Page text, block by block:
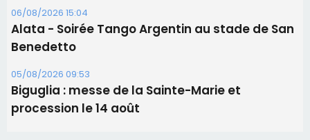
Les plus lus
Satine Nomary est la nouvelle Miss Corse 2026
Éclipse du 12 août : Où s'installer en Corse pour
profiter pleinement du spectacle ?